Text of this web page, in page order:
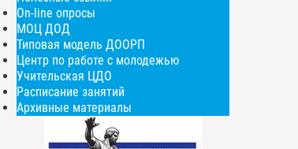
On-line опросы
МОЦ ДОД
Типовая модель ДООРП
Центр по работе с молодежью
Учительская ЦДО
Расписание занятий
Архивные материалы